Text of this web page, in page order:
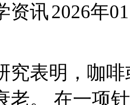
资讯2026年
究表明，咖
老。 在一项